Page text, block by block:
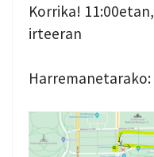
Korrika!
irteeran
Harremanetarako: